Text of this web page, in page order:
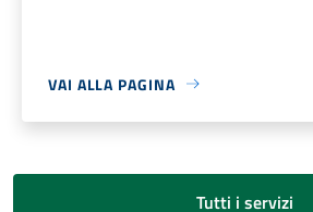
VAI ALLA PAGINA
Tutti i servizi